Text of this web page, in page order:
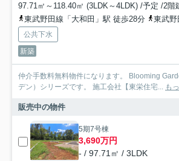
97.71㎡～118.40㎡ (3LDK～4LDK) /予定 /2階
東武野田線「大和田」駅 徒歩28分
東武野
公共下水
新築
仲介手数料無料物件になります。 Blooming
デン）シリーズです。 施工会社【東栄住宅... も
販売中の物件
5期7号棟
3,690万円
- / 97.71㎡ / 3LDK